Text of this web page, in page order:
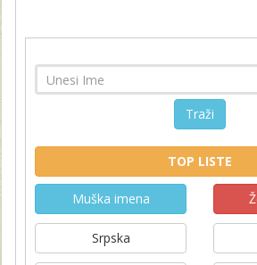
Traži
TOP LISTE
Muška imena
Srpska